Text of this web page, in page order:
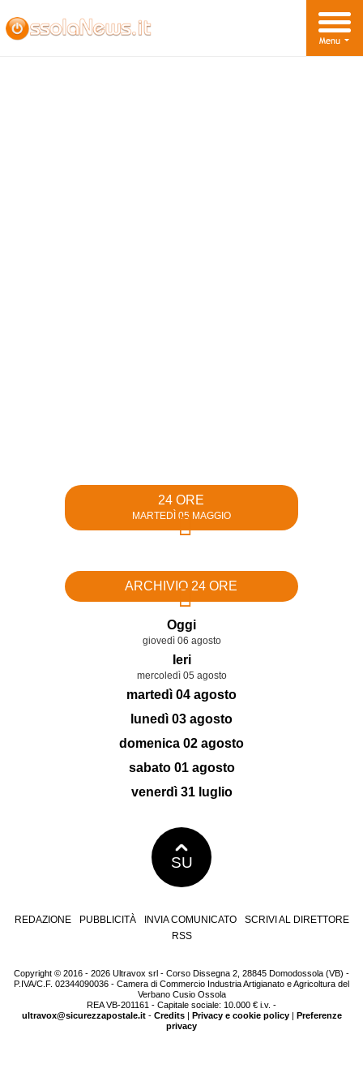
24 ORE
MARTEDÌ 05 MAGGIO
ARCHIVIO 24 ORE
Oggi
giovedì 06 agosto
Ieri
mercoledì 05 agosto
martedì 04 agosto
lunedì 03 agosto
domenica 02 agosto
sabato 01 agosto
venerdì 31 luglio
SU
REDAZIONE PUBBLICITÀ INVIA COMUNICATO
SCRIVI AL DIRETTORE
RSS
Copyright © 2016 - 2026 Ultravox srl - Corso Dissegna 2, 28845 Domodossola (VB) -
P.IVA/C.F. 02344090036 - Camera di Commercio Industria Artigianato e Agricoltura del
Verbano Cusio Ossola
REA VB-201161 - Capitale sociale: 10.000 € i.v. -
ultravox@sicurezzapostale.it- Credits| Privacy e cookie policy| Preferenze
privacy